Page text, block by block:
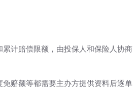
计赔偿限额，由投保人和保险人协商
赔额等都需要主办方提供资料后逐单